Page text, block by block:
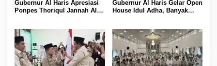
Gubernur Al Haris Apresiasi
Ponpes Thoriqul Jannah Al-
Gubernur Al Haris Gelar Open
House Idul Adha, Banyak